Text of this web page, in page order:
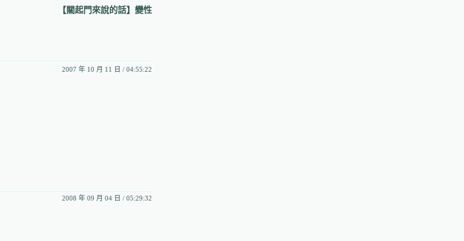
【關起門來說的話】變性
2007 年 10 月 11 日 / 04:55:22
2008 年 09 月 04 日 / 05:29:32